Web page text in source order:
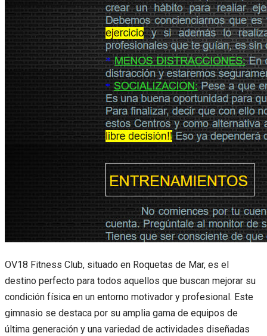
OV18 Fitness Club, situado en Roquetas de Mar, es el
destino perfecto para todos aquellos que buscan mejorar su
condición física en un entorno motivador y profesional. Este
gimnasio se destaca por su amplia gama de equipos de
última generación y una variedad de actividades diseñadas